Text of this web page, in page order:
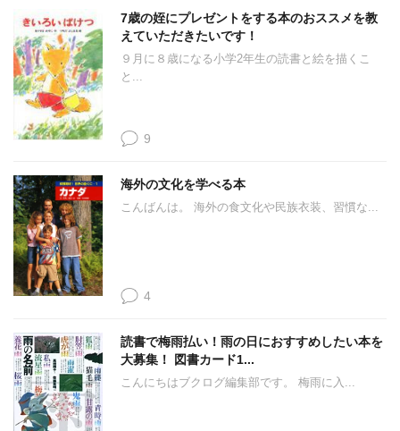
7歳の姪にプレゼントをする本のおススメを教
えていただきたいです！
９月に８歳になる小学2年生の読書と絵を描くこ
と...
9
海外の文化を学べる本
こんばんは。 海外の食文化や民族衣装、習慣な...
4
読書で梅雨払い！雨の日におすすめしたい本を
大募集！ 図書カード1...
こんにちはブクログ編集部です。 梅雨に入...